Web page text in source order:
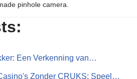
pinhole camera.
Een Verkenning van…
Zonder CRUKS: Speel…